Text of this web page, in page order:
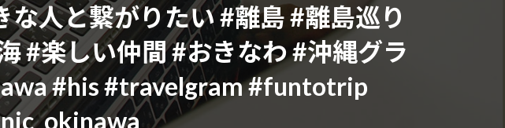
人と繋がりたい #離島 #離島巡り
#楽しい仲間 #おきなわ #沖縄グラ
#his #travelgram #funtotrip